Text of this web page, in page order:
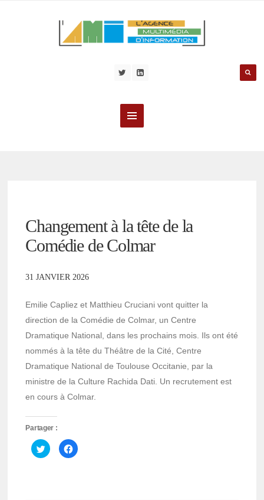
Changement à la tête de la
Comédie de Colmar
31 JANVIER 2026
Emilie Capliez et Matthieu Cruciani vont quitter la
direction de la Comédie de Colmar, un Centre
Dramatique National, dans les prochains mois. Ils ont été
nommés à la tête du Théâtre de la Cité, Centre
Dramatique National de Toulouse Occitanie, par la
ministre de la Culture Rachida Dati. Un recrutement est
en cours à Colmar.
Partager :
Cliquez
pour
partager
Cliquez
pour